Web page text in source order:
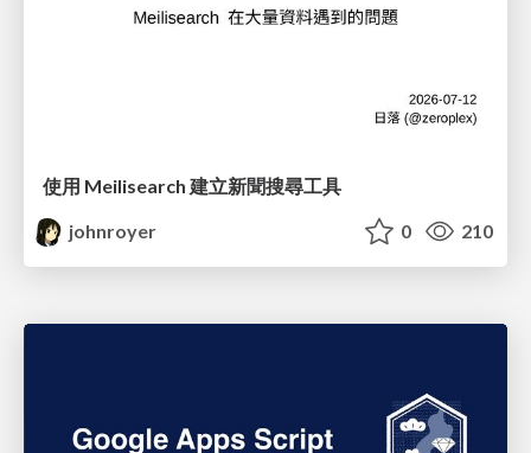
使用 Meilisearch 建立新聞搜尋工具
johnroyer
0 210